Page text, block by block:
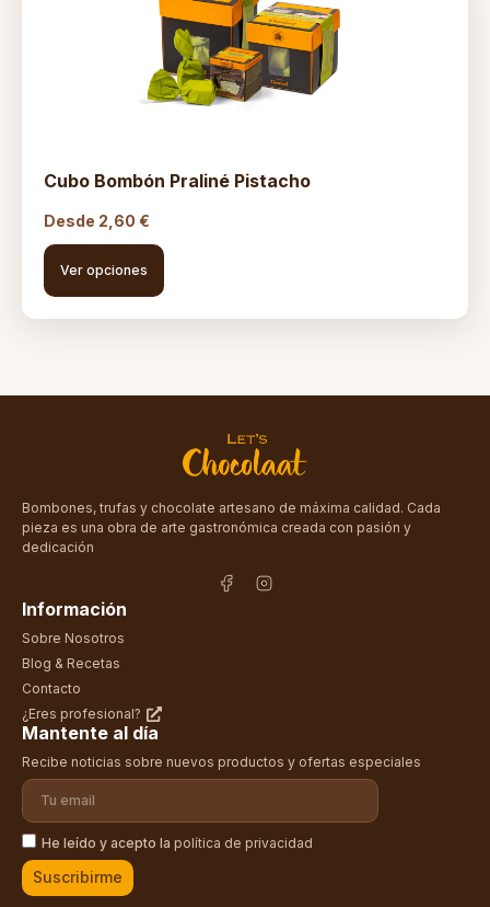
Cubo Bombón Praliné Pistacho
Desde 2,60 €
Ver opciones
Bombones, trufas y chocolate artesano de máxima calidad. Cada
pieza es una obra de arte gastronómica creada con pasión y
dedicación
Información
Sobre Nosotros
Blog & Recetas
Contacto
¿Eres profesional?
Mantente al día
Recibe noticias sobre nuevos productos y ofertas especiales
He leído y acepto la política de privacidad
Suscribirme